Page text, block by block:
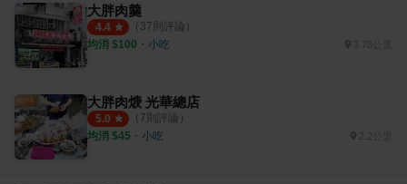
大胖肉羹
4.4 （ 37則評論）
均消 $100 ・ 小吃 3.78公里
大胖肉焿 光華總店
5.0 （ 7則評論）
均消 $45 ・ 小吃 2.2公里